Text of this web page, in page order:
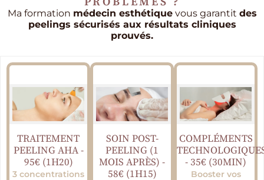
Ma formation médecin esthétiquevous garantit des
peelings sécurisés aux résultats cliniques
prouvés.
TRAITEMENT
PEELING AHA -
95€ (1H20)
3 concentrations
SOIN POST-
PEELING (1
MOIS APRÈS) -
58€ (1H15)
COMPLÉMENTS
- 35€ (30MIN)
Booster vos